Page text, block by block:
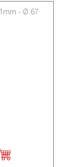
- Ø 67